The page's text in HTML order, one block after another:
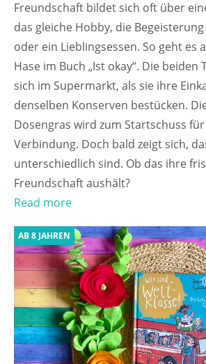
Freundschaft bildet sich oft über
das gleiche Hobby, die
oder ein Lieblingsessen. So geht es
Hase im Buch „Ist okay“. Die beiden
sich im Supermarkt, als sie ihre
denselben Konserven bestücken.
Dosengras wird zum Startschuss
Verbindung. Doch bald zeigt sich,
unterschiedlich sind. Ob das ihre
Freundschaft aushält?
Read more
AB 8 JAHREN